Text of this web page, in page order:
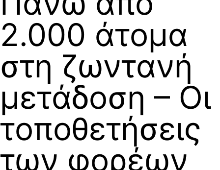
2.000 άτομα
στη ζωντανή
μετάδοση – Οι
τοποθετήσεις
των φορέων